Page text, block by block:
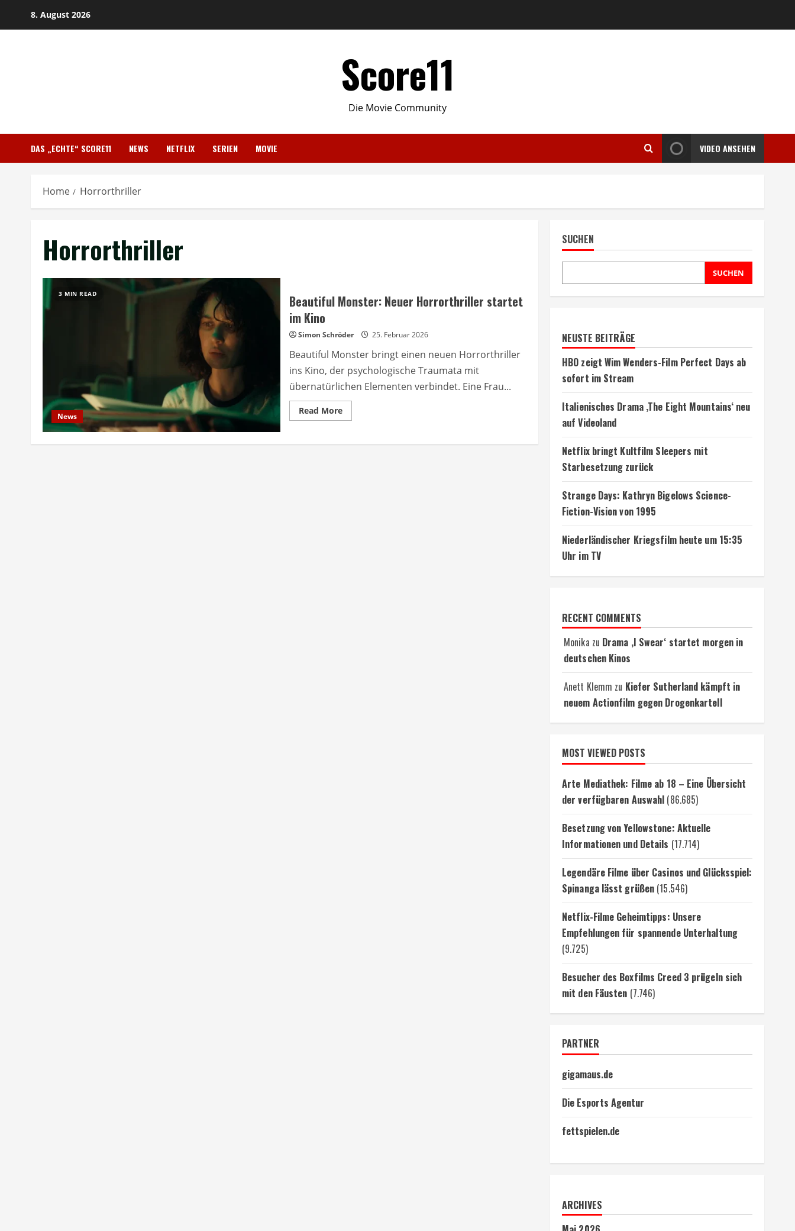
8. August 2026
Score11
Die Movie Community
DAS „ECHTE“ SCORE11 NEWS NETFLIX SERIEN MOVIE VIDEO ANSEHEN
Home Horrorthriller
Horrorthriller
3 MIN READ
News
Beautiful Monster: Neuer Horrorthriller startet
im Kino
Simon Schröder 25. Februar 2026
Beautiful Monster bringt einen neuen Horrorthriller
ins Kino, der psychologische Traumata mit
übernatürlichen Elementen verbindet. Eine Frau...
Read MoreRead
more
Monster:
SUCHEN
SUCHEN
NEUSTE BEITRÄGE
HBO zeigt Wim Wenders-Film Perfect Days ab
sofort im Stream
Italienisches Drama ‚The Eight Mountains‘ neu
auf Videoland
Netflix bringt Kultfilm Sleepers mit
Starbesetzung zurück
Strange Days: Kathryn Bigelows Science-
Fiction-Vision von 1995
Niederländischer Kriegsfilm heute um 15:35
Uhr im TV
RECENT COMMENTS
Monika zu Drama ‚I Swear‘ startet morgen in
deutschen Kinos
Anett Klemm zu Kiefer Sutherland kämpft in
neuem Actionfilm gegen Drogenkartell
MOST VIEWED POSTS
Arte Mediathek: Filme ab 18 – Eine Übersicht
der verfügbaren Auswahl (86.685)
Besetzung von Yellowstone: Aktuelle
Informationen und Details (17.714)
Legendäre Filme über Casinos und Glücksspiel:
Spinanga lässt grüßen (15.546)
Netflix-Filme Geheimtipps: Unsere
Empfehlungen für spannende Unterhaltung
(9.725)
Besucher des Boxfilms Creed 3 prügeln sich
mit den Fäusten (7.746)
PARTNER
gigamaus.de
Die Esports Agentur
fettspielen.de
ARCHIVES